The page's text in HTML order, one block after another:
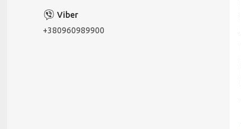
+380960989900